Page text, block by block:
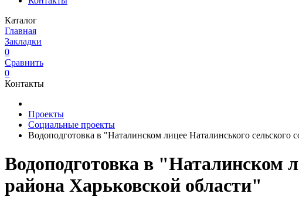
Каталог
Главная
Закладки
0
Сравнить
0
Контакты
Проекты
Социальные проекты
Водоподготовка в "Наталинском лицее Наталинського сельского
Водоподготовка в "Наталинском
района Харьковской области"